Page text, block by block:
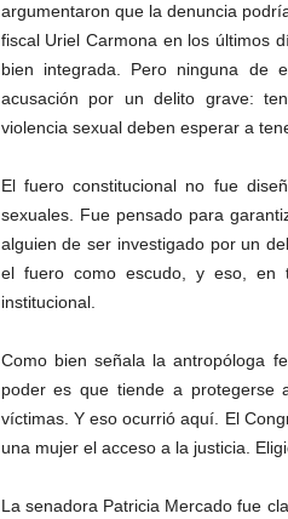
argumentaron que la denuncia
fiscal Uriel Carmona en los últimos
bien integrada. Pero ninguna de
acusación por un delito grave:
violencia sexual deben esperar a
El fuero constitucional no fue
sexuales. Fue pensado para
alguien de ser investigado por un
el fuero como escudo, y eso, en
institucional.
Como bien señala la antropóloga
poder es que tiende a protegerse
víctimas. Y eso ocurrió aquí. El
una mujer el acceso a la justicia.
La senadora Patricia Mercado fue